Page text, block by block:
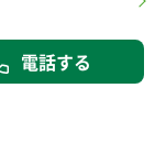
電話する